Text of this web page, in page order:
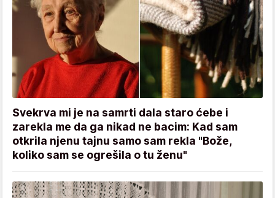
Svekrva mi je na samrti dala staro ćebe i
zarekla me da ga nikad ne bacim: Kad sam
otkrila njenu tajnu samo sam rekla "Bože,
koliko sam se ogrešila o tu ženu"